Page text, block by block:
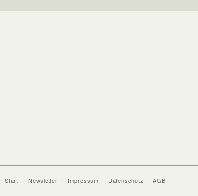
Start Newsletter Impressum Datenschutz AGB